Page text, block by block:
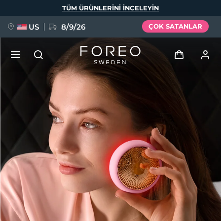
TÜM ÜRÜNLERINI INCELEYIN
US 8/9/26 ÇOK SATANLAR
Kullanici profi̇li̇
Cihazlarım
Siparişlerim
Adresim
Aboneliklerim
FAQ™ Pure Beauty-Tech Elixir
BREAKING NEWS
issa™ Teeth Whitening Set
Dil Seçimi
Deutsch
Español
Français
Italiano
Português
Polski
Svenska
Русский
Türkçe
简体中文 繁體中文